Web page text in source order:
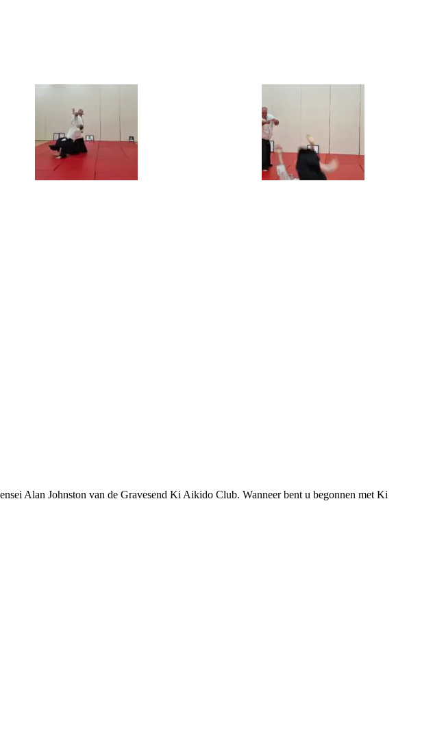
Alan Johnston van de Gravesend Ki Aikido Club. Wanneer bent u begonnen met Ki